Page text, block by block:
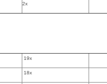
2x
19x
18x